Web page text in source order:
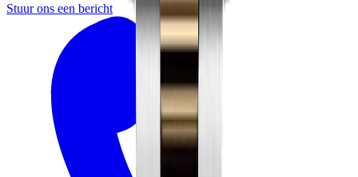
Stuur ons een bericht